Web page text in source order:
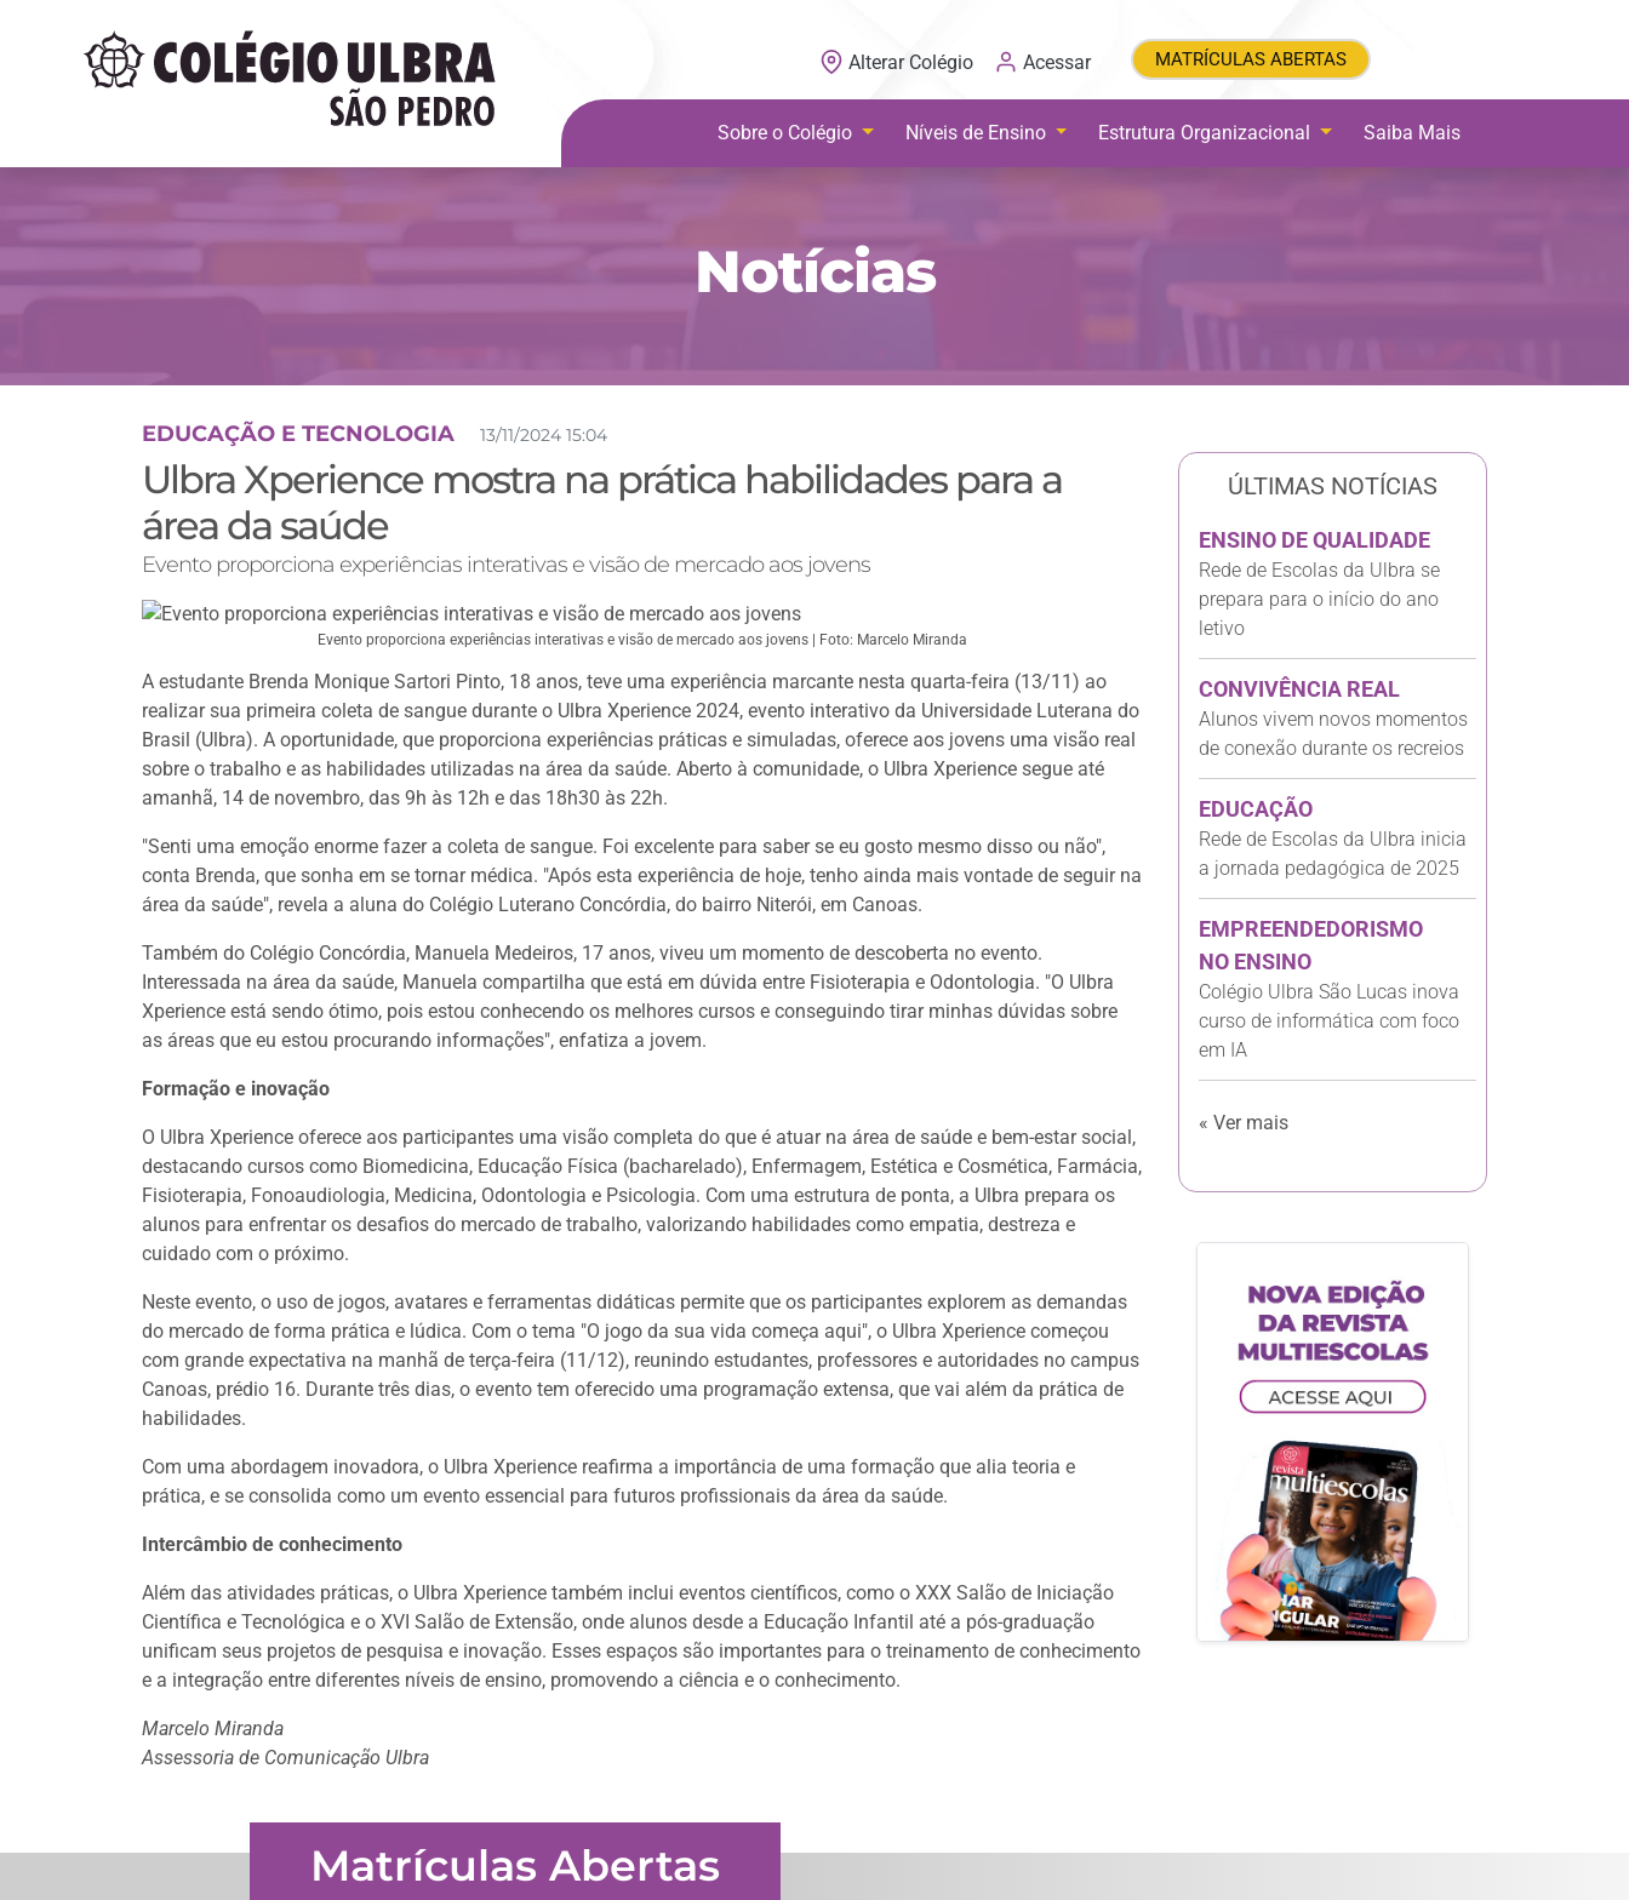
MATRÍCULAS ABERTAS
Alterar Colégio Acessar MATRÍCULAS ABERTAS
Sobre o Colégio Níveis de Ensino Estrutura Organizacional Saiba Mais
Notícias
EDUCAÇÃO E TECNOLOGIA 13/11/2024 15:04
Ulbra Xperience mostra na prática habilidades para a
área da saúde
Evento proporciona experiências interativas e visão de mercado aos jovens
Evento proporciona experiências interativas e visão de mercado aos jovens | Foto: Marcelo Miranda
A estudante Brenda Monique Sartori Pinto, 18 anos, teve uma experiência marcante nesta quarta-feira (13/11) ao
realizar sua primeira coleta de sangue durante o Ulbra Xperience 2024, evento interativo da Universidade Luterana do
Brasil (Ulbra). A oportunidade, que proporciona experiências práticas e simuladas, oferece aos jovens uma visão real
sobre o trabalho e as habilidades utilizadas na área da saúde. Aberto à comunidade, o Ulbra Xperience segue até
amanhã, 14 de novembro, das 9h às 12h e das 18h30 às 22h.
"Senti uma emoção enorme fazer a coleta de sangue. Foi excelente para saber se eu gosto mesmo disso ou não",
conta Brenda, que sonha em se tornar médica. "Após esta experiência de hoje, tenho ainda mais vontade de seguir na
área da saúde", revela a aluna do Colégio Luterano Concórdia, do bairro Niterói, em Canoas.
Também do Colégio Concórdia, Manuela Medeiros, 17 anos, viveu um momento de descoberta no evento.
Interessada na área da saúde, Manuela compartilha que está em dúvida entre Fisioterapia e Odontologia. "O Ulbra
Xperience está sendo ótimo, pois estou conhecendo os melhores cursos e conseguindo tirar minhas dúvidas sobre
as áreas que eu estou procurando informações", enfatiza a jovem.
Formação e inovação
O Ulbra Xperience oferece aos participantes uma visão completa do que é atuar na área de saúde e bem-estar social,
destacando cursos como Biomedicina, Educação Física (bacharelado), Enfermagem, Estética e Cosmética, Farmácia,
Fisioterapia, Fonoaudiologia, Medicina, Odontologia e Psicologia. Com uma estrutura de ponta, a Ulbra prepara os
alunos para enfrentar os desafios do mercado de trabalho, valorizando habilidades como empatia, destreza e
cuidado com o próximo.
Neste evento, o uso de jogos, avatares e ferramentas didáticas permite que os participantes explorem as demandas
do mercado de forma prática e lúdica. Com o tema "O jogo da sua vida começa aqui", o Ulbra Xperience começou
com grande expectativa na manhã de terça-feira (11/12), reunindo estudantes, professores e autoridades no campus
Canoas, prédio 16. Durante três dias, o evento tem oferecido uma programação extensa, que vai além da prática de
habilidades.
Com uma abordagem inovadora, o Ulbra Xperience reafirma a importância de uma formação que alia teoria e
prática, e se consolida como um evento essencial para futuros profissionais da área da saúde.
Intercâmbio de conhecimento
Além das atividades práticas, o Ulbra Xperience também inclui eventos científicos, como o XXX Salão de Iniciação
Científica e Tecnológica e o XVI Salão de Extensão, onde alunos desde a Educação Infantil até a pós-graduação
unificam seus projetos de pesquisa e inovação. Esses espaços são importantes para o treinamento de conhecimento
e a integração entre diferentes níveis de ensino, promovendo a ciência e o conhecimento.
Marcelo Miranda
Assessoria de Comunicação Ulbra
ÚLTIMAS NOTÍCIAS
ENSINO DE QUALIDADE
Rede de Escolas da Ulbra se
prepara para o início do ano
letivo
CONVIVÊNCIA REAL
Alunos vivem novos momentos
de conexão durante os recreios
EDUCAÇÃO
Rede de Escolas da Ulbra inicia
a jornada pedagógica de 2025
EMPREENDEDORISMO
NO ENSINO
Colégio Ulbra São Lucas inova
curso de informática com foco
em IA
« Ver mais
Matrículas Abertas